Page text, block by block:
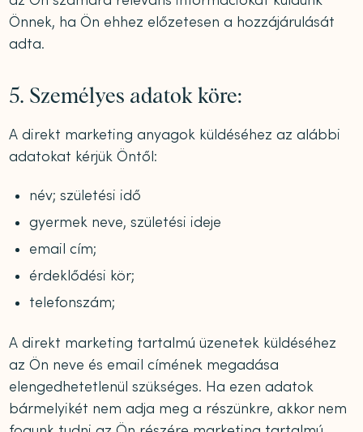
Önnek, ha Ön ehhez előzetesen a hozzájárulását
adta.
5. Személyes adatok köre:
A direkt marketing anyagok küldéséhez az alábbi
adatokat kérjük Öntől:
név; születési idő
gyermek neve, születési ideje
email cím;
érdeklődési kör;
telefonszám;
A direkt marketing tartalmú üzenetek küldéséhez
az Ön neve és email címének megadása
elengedhetetlenül szükséges. Ha ezen adatok
bármelyikét nem adja meg a részünkre, akkor nem